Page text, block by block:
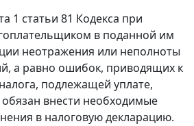
1 статьи 81 Кодекса при
в поданной им
неотражения или неполноты
а равно ошибок, приводящих к
подлежащей уплате,
внести необходимые
в налоговую декларацию.